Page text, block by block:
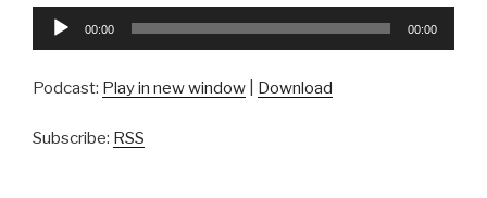
Audio-
00:00 00:00
Podcast: Play in new window Download
Subscribe: RSS